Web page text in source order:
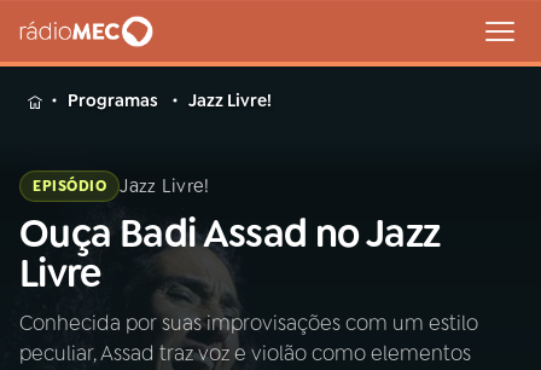
MENU
Buscar
na
Rádio
MEC
Buscar
Início AO VIVO
Programas Jazz Livre!
EPISÓDIO Jazz Livre!
Ouça Badi Assad no Jazz
Livre
Conhecida por suas improvisações com um estilo
peculiar, Assad traz voz e violão como elementos